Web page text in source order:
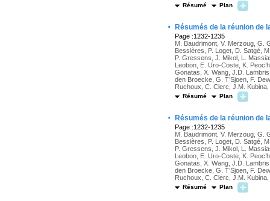
Résumé Plan
· Résumés de la réunion de
Page :1232-1235
M. Baudrimont, V. Merzoug, G.
Bessières, P. Loget, D. Satgé,
P. Gressens, J. Mikol, L.
Leobon, E. Uro-Coste, K.
Gonatas, X. Wang, J.D.
den Broecke, G. T’Sjoen, F.
Ruchoux, C. Clerc, J.M.
Résumé Plan
· Résumés de la réunion de
Page :1232-1235
M. Baudrimont, V. Merzoug, G.
Bessières, P. Loget, D. Satgé,
P. Gressens, J. Mikol, L.
Leobon, E. Uro-Coste, K.
Gonatas, X. Wang, J.D.
den Broecke, G. T’Sjoen, F.
Ruchoux, C. Clerc, J.M.
Résumé Plan